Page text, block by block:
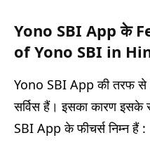
Yono SBI App के
of Yono SBI in
Yono SBI App की तरफ से
सर्विस हैं। इसका कारण
SBI App के फीचर्स निम्न हैं :